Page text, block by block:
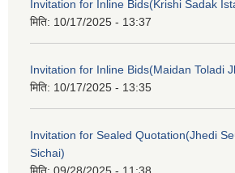
Invitation for Inline Bids(Krishi Sadak
मिति: 10/17/2025 - 13:37
Invitation for Inline Bids(Maidan Toladi
मिति: 10/17/2025 - 13:35
Invitation for Sealed Quotation(Jhedi
Sichai)
मिति: 09/28/2025 - 11:38